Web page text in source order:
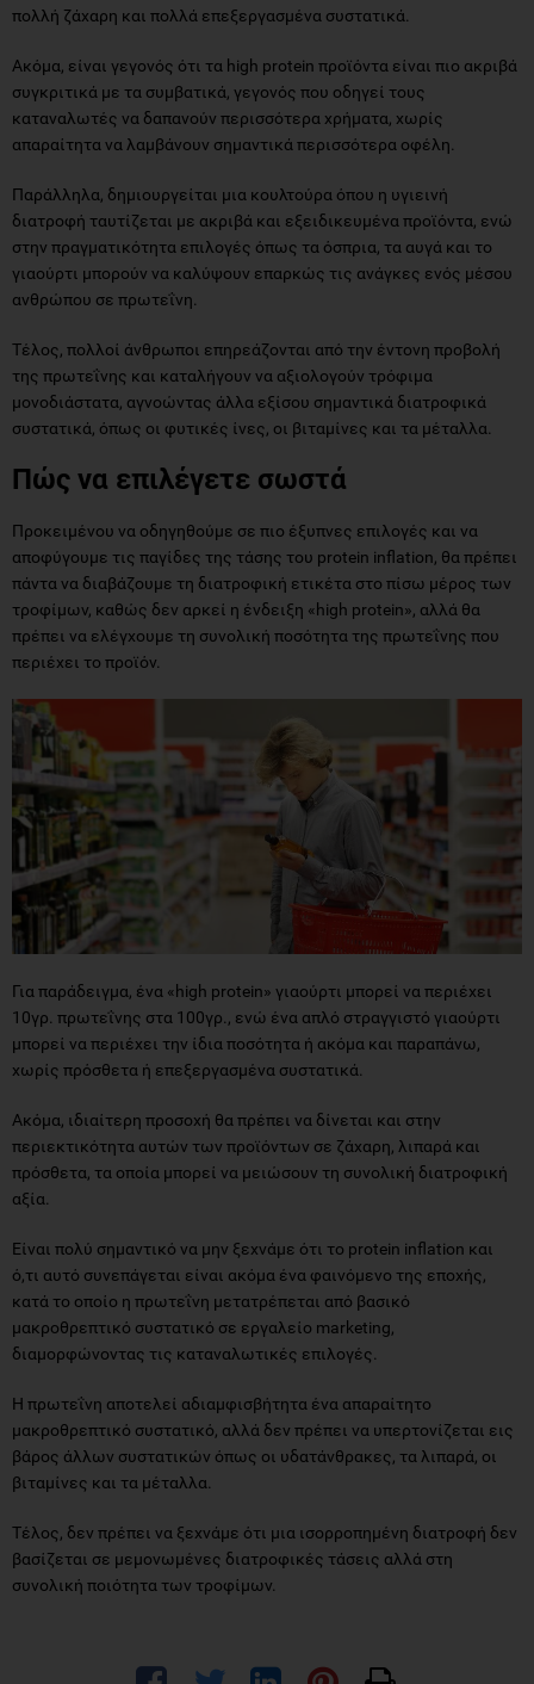
πολλή ζάχαρη και πολλά επεξεργασμένα συστατικά.
Ακόμα, είναι γεγονός ότι τα high protein προϊόντα είναι πιο ακριβά
συγκριτικά με τα συμβατικά, γεγονός που οδηγεί τους
καταναλωτές να δαπανούν περισσότερα χρήματα, χωρίς
απαραίτητα να λαμβάνουν σημαντικά περισσότερα οφέλη.
Παράλληλα, δημιουργείται μια κουλτούρα όπου η υγιεινή
διατροφή ταυτίζεται με ακριβά και εξειδικευμένα προϊόντα, ενώ
στην πραγματικότητα επιλογές όπως τα όσπρια, τα αυγά και το
γιαούρτι μπορούν να καλύψουν επαρκώς τις ανάγκες ενός μέσου
ανθρώπου σε πρωτεΐνη.
Τέλος, πολλοί άνθρωποι επηρεάζονται από την έντονη προβολή
της πρωτεΐνης και καταλήγουν να αξιολογούν τρόφιμα
μονοδιάστατα, αγνοώντας άλλα εξίσου σημαντικά διατροφικά
συστατικά, όπως οι φυτικές ίνες, οι βιταμίνες και τα μέταλλα.
Πώς να επιλέγετε σωστά
Προκειμένου να οδηγηθούμε σε πιο έξυπνες επιλογές και να
αποφύγουμε τις παγίδες της τάσης του protein inflation, θα πρέπει
πάντα να διαβάζουμε τη διατροφική ετικέτα στο πίσω μέρος των
τροφίμων, καθώς δεν αρκεί η ένδειξη «high protein», αλλά θα
πρέπει να ελέγχουμε τη συνολική ποσότητα της πρωτεΐνης που
περιέχει το προϊόν.
Για παράδειγμα, ένα «high protein» γιαούρτι μπορεί να περιέχει
10γρ. πρωτεΐνης στα 100γρ., ενώ ένα απλό στραγγιστό γιαούρτι
μπορεί να περιέχει την ίδια ποσότητα ή ακόμα και παραπάνω,
χωρίς πρόσθετα ή επεξεργασμένα συστατικά.
Ακόμα, ιδιαίτερη προσοχή θα πρέπει να δίνεται και στην
περιεκτικότητα αυτών των προϊόντων σε ζάχαρη, λιπαρά και
πρόσθετα, τα οποία μπορεί να μειώσουν τη συνολική διατροφική
αξία.
Είναι πολύ σημαντικό να μην ξεχνάμε ότι το protein inflation και
ό,τι αυτό συνεπάγεται είναι ακόμα ένα φαινόμενο της εποχής,
κατά το οποίο η πρωτεΐνη μετατρέπεται από βασικό
μακροθρεπτικό συστατικό σε εργαλείο marketing,
διαμορφώνοντας τις καταναλωτικές επιλογές.
Η πρωτεΐνη αποτελεί αδιαμφισβήτητα ένα απαραίτητο
μακροθρεπτικό συστατικό, αλλά δεν πρέπει να υπερτονίζεται εις
βάρος άλλων συστατικών όπως οι υδατάνθρακες, τα λιπαρά, οι
βιταμίνες και τα μέταλλα.
Τέλος, δεν πρέπει να ξεχνάμε ότι μια ισορροπημένη διατροφή δεν
βασίζεται σε μεμονωμένες διατροφικές τάσεις αλλά στη
συνολική ποιότητα των τροφίμων.